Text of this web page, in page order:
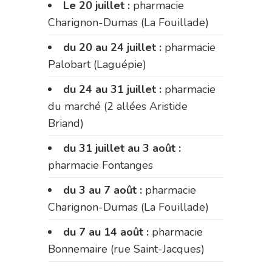
Le 20 juillet : pharmacie
Charignon-Dumas (La Fouillade)
du 20 au 24 juillet : pharmacie
Palobart (Laguépie)
du 24 au 31 juillet : pharmacie
du marché (2 allées Aristide
Briand)
du 31 juillet au 3 août :
pharmacie Fontanges
du 3 au 7 août : pharmacie
Charignon-Dumas (La Fouillade)
du 7 au 14 août : pharmacie
Bonnemaire (rue Saint-Jacques)